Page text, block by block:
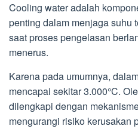
Cooling water adalah
penting dalam menjaga suhu
saat proses pengelasan
menerus.
Karena pada umumnya,
mencapai sekitar 3.000°C.
dilengkapi dengan
mengurangi risiko kerusakan